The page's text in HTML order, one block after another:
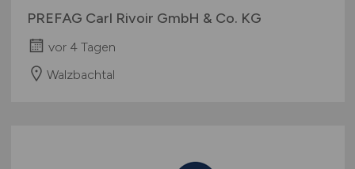
PREFAG Carl Rivoir GmbH & Co. KG
vor 4 Tagen
Walzbachtal